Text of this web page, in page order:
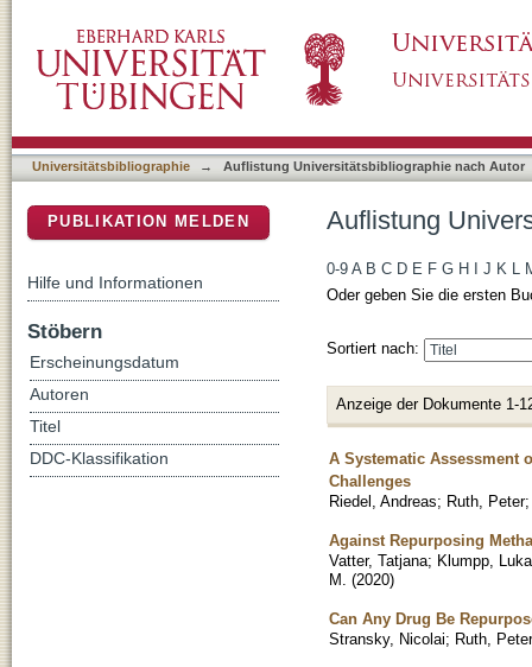
Universitätsbibliographie → Auflistung Universitätsbibliographie nach Autor
Auflistung
0-9 A B C D E F G H J K L
Oder geben Sie die ersten
Sortiert nach:
Anzeige der Dokumente 1-
A Systematic Assessment
Challenges
Riedel, Andreas; Ruth, Peter
Against Repurposing
Vatter, Tatjana; Klumpp,
M. (2020)
Can Any Drug Be
Stransky, Nicolai; Ruth, Peter
PUBLIKATION MELDEN
Hilfe und Informationen
Stöbern
Erscheinungsdatum
Autoren
Titel
DDC-Klassifikation